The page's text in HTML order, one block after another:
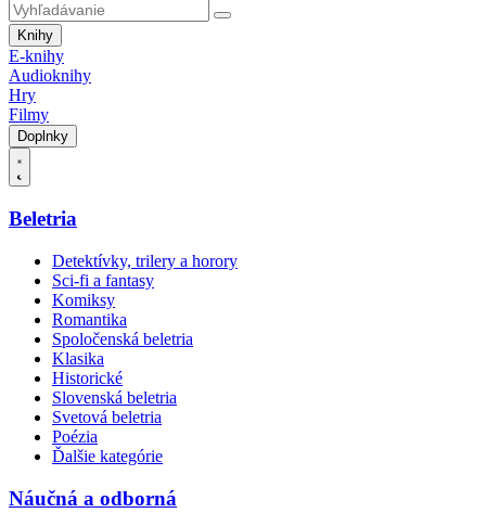
Knihy
E-knihy
Audioknihy
Hry
Filmy
Doplnky
Beletria
Detektívky, trilery a horory
Sci-fi a fantasy
Komiksy
Romantika
Spoločenská beletria
Klasika
Historické
Slovenská beletria
Svetová beletria
Poézia
Ďalšie kategórie
Náučná a odborná